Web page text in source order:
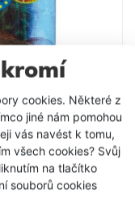
cookies. Některé z
jiné nám pomohou
vás navést k tomu,
všech cookies? Svůj
na tlačítko
souborů cookies
/ scopex 1kg